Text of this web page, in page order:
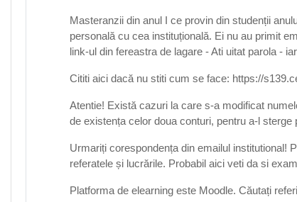
Masteranzii din anul I ce provin din studenții
personală cu cea instituțională. Ei nu au primit
link-ul din fereastra de lagare - Ati uitat parola -
Cititi aici dacă nu stiti cum se face: https://
Atentie! Există cazuri la care s-a modificat
de existența celor doua conturi, pentru a-l sterge
Urmariți corespondența din emailul institutional!
referatele și lucrările. Probabil aici veti da si
Platforma de elearning este Moodle. Căutați